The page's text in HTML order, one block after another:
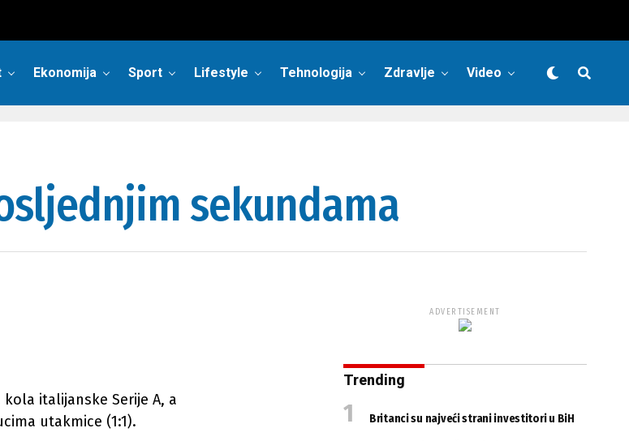
Ekonomija Sport Lifestyle Tehnologija Zdravlje Video
sekundama
italijanske Serije A, a
utakmice (1:1).
ADVERTISEMENT
Trending
Britanci su najveći strani investitori u BiH